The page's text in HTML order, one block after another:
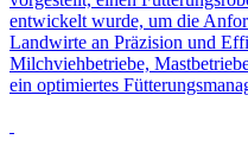
entwickelt wurde, um die
Landwirte an Präzision und
Milchviehbetriebe,
ein optimiertes